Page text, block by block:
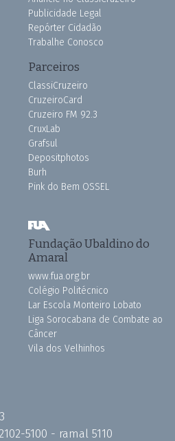
Publicidade Legal
Repórter Cidadão
Trabalhe Conosco
Parceiros
ClassiCruzeiro
CruzeiroCard
Cruzeiro FM 92.3
CruxLab
Grafsul
Depositphotos
Burh
Pink do Bem OSSEL
Fundação Ubaldino do
Amaral
www.fua.org.br
Colégio Politécnico
Lar Escola Monteiro Lobato
Liga Sorocabana de Combate ao
Câncer
Vila dos Velhinhos
5100 - ramal 5110